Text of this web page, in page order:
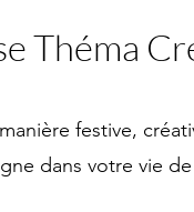
Théma
festive,
dans votre vie